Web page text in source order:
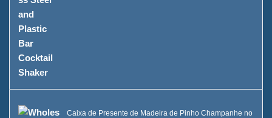
Caixa de Presente de Madeira de Pinho Champanhe no